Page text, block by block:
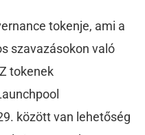
tokenje, ami a
szavazásokon való
tokenek
között van lehetőség